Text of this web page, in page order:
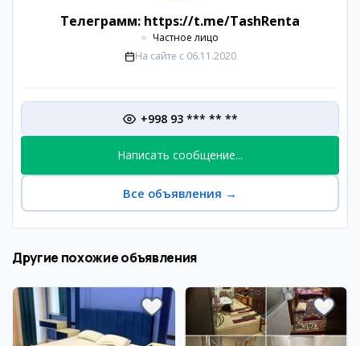
Телеграмм: https://t.me/TashRenta
Частное лицо
На сайте с 06.11.2020
+998 93 *** ** **
Написать сообщение...
Все объявления →
Другие похожие объявления